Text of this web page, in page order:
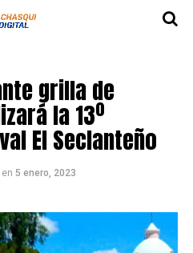
grilla de
la 13º
El Seclanteño
en 5 enero, 2023